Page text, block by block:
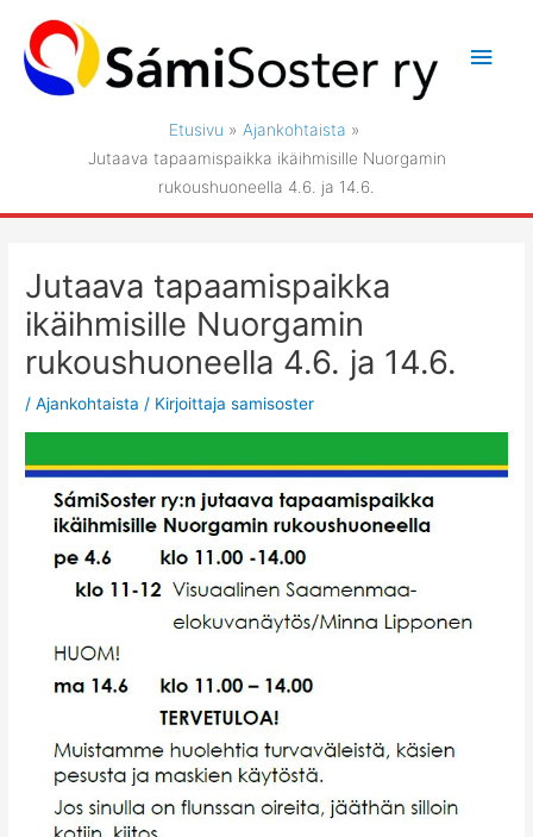
sisältöön
Etusivu
Ajankohtaista
Jutaava tapaamispaikka ikäihmisille Nuorgamin
rukoushuoneella 4.6. ja 14.6.
Jutaava tapaamispaikka
ikäihmisille Nuorgamin
rukoushuoneella 4.6. ja 14.6.
/Ajankohtaista / Kirjoittajasamisoster